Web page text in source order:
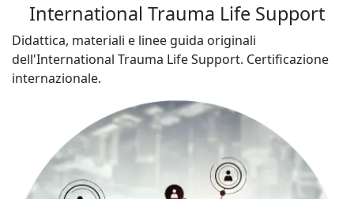
International Trauma Life Support
Didattica, materiali e linee guida originali
dell'International Trauma Life Support. Certificazione
internazionale.